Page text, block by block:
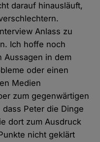
darauf hinausläuft,
Anlass zu
Ich hoffe noch
Aussagen in dem
oder einen
Medien
zum gegenwärtigen
Peter die Dinge
dort zum Ausdruck
nicht geklärt